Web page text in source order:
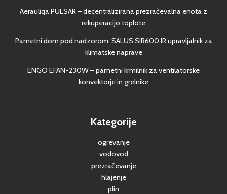
Aerauliqa PULSAR – decentralizirana prezračevalna enota z
rekuperacijo toplote
Pametni dom pod nadzorom: SALUS SIR600 IR upravljalnik za
klimatske naprave
ENGO EFAN-230W – pametni krmilnik za ventilatorske
konvektorje in grelnike
Kategorije
ogrevanje
vodovod
prezračevanje
hlajenje
plin